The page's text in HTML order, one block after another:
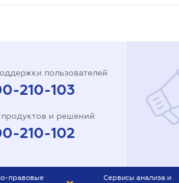
пользователей
210-103
и решений
210-102
правовые Сервисы анализа и